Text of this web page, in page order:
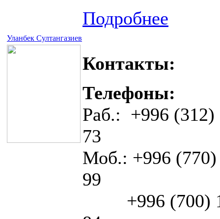
Подробнее
Уланбек Султангазиев
Контакты:
Телефоны:
Раб.: +996 (312)
73
Моб.: +996
99
+996 (700)